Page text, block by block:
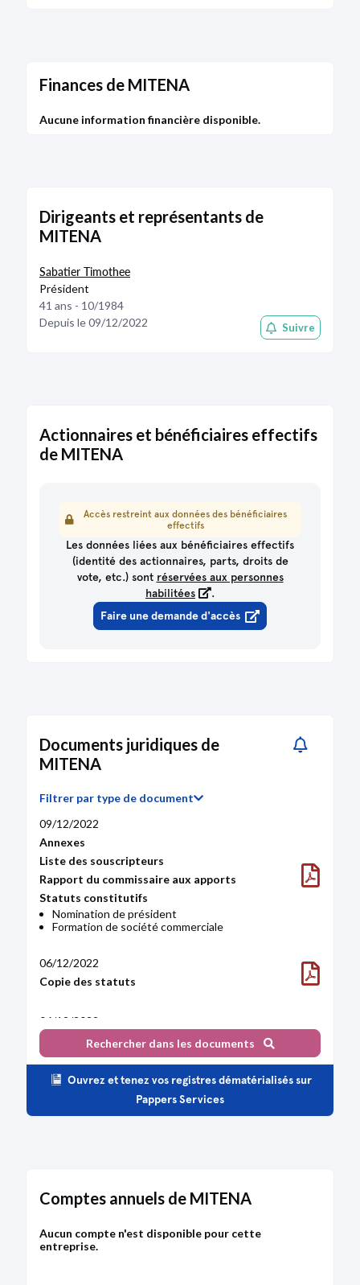
Finances de MITENA
Aucune information financière disponible.
Dirigeants et représentants de
MITENA
Sabatier Timothee
Président
41 ans - 10/1984
Depuis le 09/12/2022
Suivre
Actionnaires et bénéficiaires effectifs
de MITENA
Accès restreint aux données des bénéficiaires
effectifs
Les données liées aux bénéficiaires effectifs
(identité des actionnaires, parts, droits de
vote, etc.) sont réservées aux personnes
habilitées
.
Faire une demande d'accès
Documents juridiques de
MITENA
Filtrer par type de document
Annexes
Liste des souscripteurs
Rapport du commissaire aux apports
Statuts constitutifs
Nomination de président
Formation de société commerciale
09/12/2022
Copie des statuts
06/12/2022
Décision des fondateurs et documents
relatifs à la description et à l'évaluation des
apports
06/12/2022
Certificat du dépositaire des fonds
correspondant aux souscriptions avec en
Rechercher dans les documents
Ouvrez et tenez vos registres dématérialisés sur
Pappers Services
Comptes annuels de MITENA
Aucun compte n'est disponible pour cette
entreprise.